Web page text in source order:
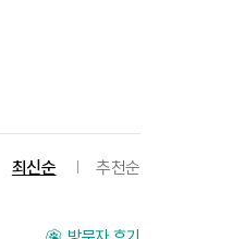
최신순 추천순